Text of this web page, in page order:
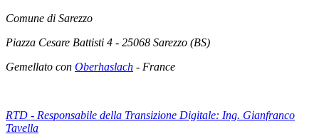
Comune di Sarezzo
Piazza Cesare Battisti 4 - 25068 Sarezzo (BS)
Gemellato con Oberhaslach - France
RTD - Responsabile della Transizione Digitale: Ing. Gianfranco
Tavella